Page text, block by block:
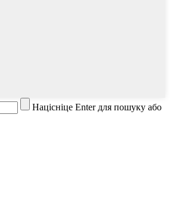
Націсніце Enter для пошуку або